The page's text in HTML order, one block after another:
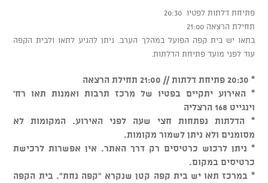
פתיחת דלתות לפטיו 20:30
תחילת הרצאה 21:00
בתאו יש בית קפה הפועל במהלך הערב. ניתן להגיע לתאו ולבית הקפה
עוד לפני מועד פתיחת הדלתות.
* 20:30 פתיחת דלתות // 21:00 תחילת הרצאה
* האירוע יתקיים בפטיו של מרכז תרבות ואמנות תאו רח'
וינגייט 168 הרצליה
* הדלתות נפתחות חצי שעה לפני האירוע. המקומות לא
מסומנים ולא ניתן לשמור מקומות.
* ניתן לרכוש כרטיסים רק דרך האתר. אין אפשרות לרכישת
כרטיסים במקום.
* במרכז תאו יש בית קפה קטן שנקרא "קפה נחת". בית הקפה